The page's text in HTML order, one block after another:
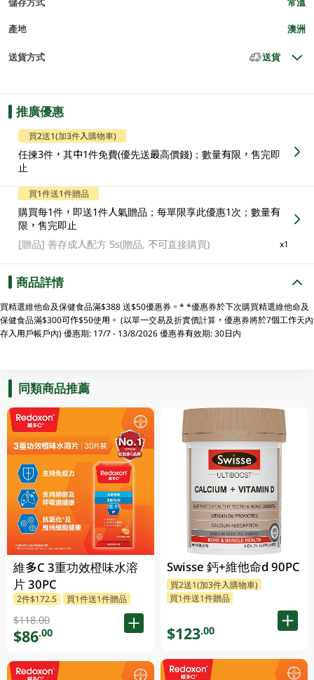
產地 澳洲
送貨方式 送貨
推廣優惠
買2送1(加3件入購物車)
任揀3件，其中1件免費(優先送最高價錢)；數量有限，售完即
止
買1件送1件贈品
購買每1件，即送1件人氣贈品；每單限享此優惠1次；數量有
限，售完即止
[贈品]善存成人配方 5s(贈品, 不可直接購買) x1
商品詳情
買精選維他命及保健食品滿$388 送$50優惠券。* *優惠券於下次購買精選維他命及
保健食品滿$300可作$50使用。 (以單一交易及折實價計算，優惠券將於7個工作天內
存入用戶帳戶內) 優惠期: 17/7 - 13/8/2026 優惠券有效期: 30日内
同類商品推薦
維多C 3重功效橙味水溶
片 30PC
2件$172.5 買1件送1件贈品
$118.00
$86.00
Swisse 鈣+維他命d 90PC
買2送1(加3件入購物車)
買1件送1件贈品
$123.00